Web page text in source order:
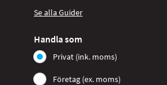
Se alla Guider
Handla som
Privat (ink. moms)
Företag (ex. moms)